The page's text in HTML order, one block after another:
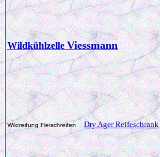
WildkühlzelleViessmann
Wildreifung Fleischreifen Dry Ager Reifeschrank